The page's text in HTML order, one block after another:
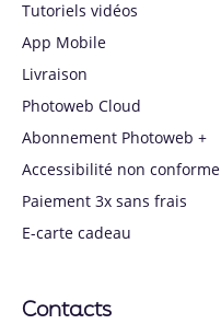
Tutoriels vidéos
App Mobile
Livraison
Photoweb Cloud
Abonnement Photoweb +
Accessibilité non conforme
Paiement 3x sans frais
E-carte cadeau
Contacts